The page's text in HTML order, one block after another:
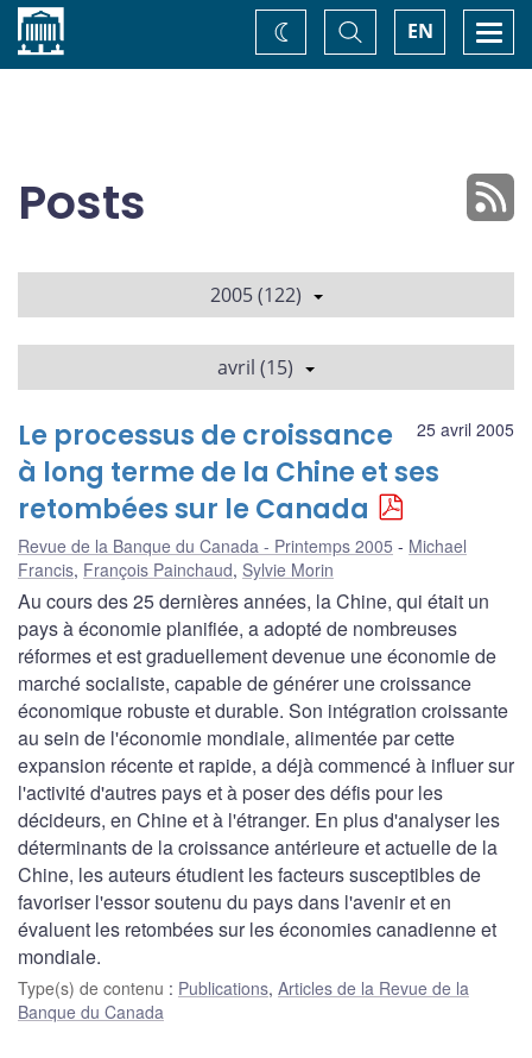
Accueil EN
Basculer
la
recherche
Changez
de
Posts
2005 (122)
avril (15)
25 avril 2005
Le processus de croissance
à long terme de la Chine et ses
retombées sur le Canada
Revue de la Banque du Canada - Printemps 2005
Michael
Francis, François Painchaud, Sylvie Morin
Au cours des 25 dernières années, la Chine, qui était un
pays à économie planifiée, a adopté de nombreuses
réformes et est graduellement devenue une économie de
marché socialiste, capable de générer une croissance
économique robuste et durable. Son intégration croissante
au sein de l'économie mondiale, alimentée par cette
expansion récente et rapide, a déjà commencé à influer sur
l'activité d'autres pays et à poser des défis pour les
décideurs, en Chine et à l'étranger. En plus d'analyser les
déterminants de la croissance antérieure et actuelle de la
Chine, les auteurs étudient les facteurs susceptibles de
favoriser l'essor soutenu du pays dans l'avenir et en
évaluent les retombées sur les économies canadienne et
mondiale.
Type(s) de contenu : Publications, Articles de la Revue de la
Banque du Canada